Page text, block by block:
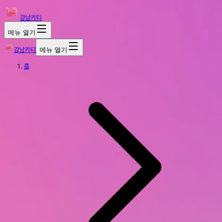
강남키티
메뉴 열기
강남키티 메뉴 열기
홈